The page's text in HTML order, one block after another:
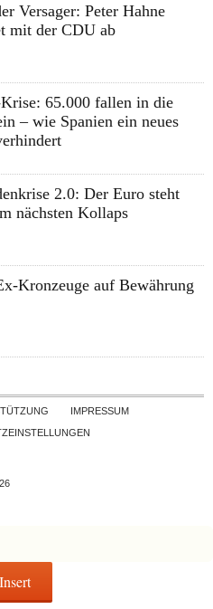
Versager: Peter Hahne
mit der CDU ab
65.000 fallen in die
– wie Spanien ein neues
2.0: Der Euro steht
nächsten Kollaps
Kronzeuge auf Bewährung
Skip to contentIMPRESSUM
Insert